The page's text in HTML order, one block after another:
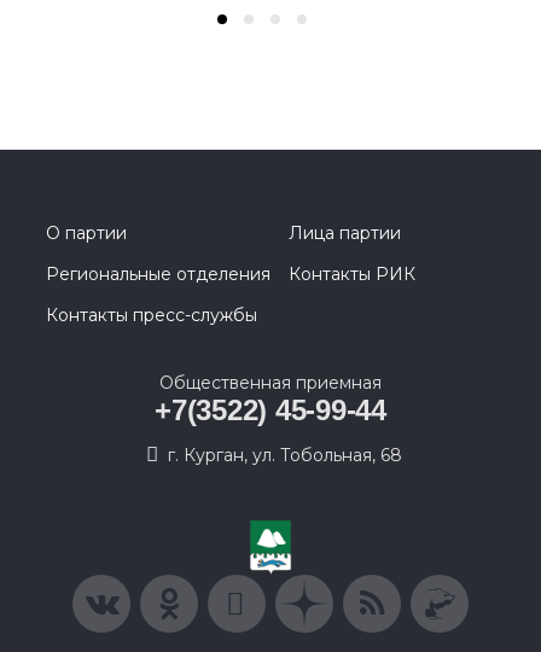
О партии
Лица партии
Региональные отделения
Контакты РИК
Контакты пресс-службы
Общественная приемная
+7(3522) 45-99-44
г. Курган, ул. Тобольная, 68